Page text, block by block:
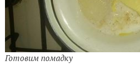
Готовим помадку